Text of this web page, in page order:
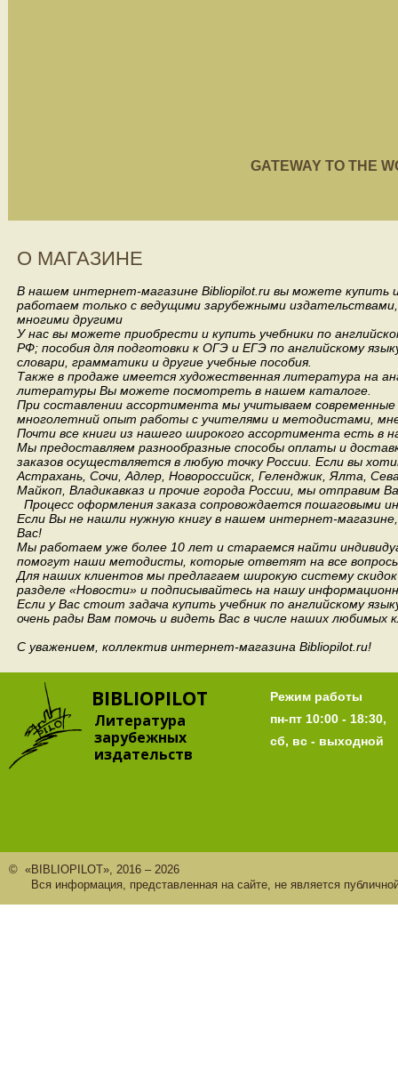
GATEWAY TO THE
О МАГАЗИНЕ
В нашем интернет-магазине Bibliopilot.ru вы можете купить
работаем только с ведущими зарубежными издательствами,
многими другими
У нас вы можете приобрести и купить учебники по
РФ; пособия для подготовки к ОГЭ и ЕГЭ по английскому
словари, грамматики и другие учебные пособия.
Также в продаже имеется художественная литература на
литературы Вы можете посмотреть в нашем каталоге.
При составлении ассортимента мы учитываем
многолетний опыт работы с учителями и методистами,
Почти все книги из нашего широкого ассортимента есть в
Мы предоставляем разнообразные способы оплаты и
заказов осуществляется в любую точку России. Если вы
Астрахань, Сочи, Адлер, Новороссийск, Геленджик, Ялта,
Майкоп, Владикавказ и прочие города России, мы отправим
Процесс оформления заказа сопровождается пошаговыми
Если Вы не нашли нужную книгу в нашем интернет-
Вас!
Мы работаем уже более 10 лет и стараемся найти
помогут наши методисты, которые ответят на все
Для наших клиентов мы предлагаем широкую систему
разделе «Новости» и подписывайтесь на нашу
Если у Вас стоит задача купить учебник по английскому
очень рады Вам помочь и видеть Вас в числе наших любимых
С уважением, коллектив интернет-магазина Bibliopilot.ru!
BIBLIOPILOT
Литература
зарубежных
издательств
Режим работы
пн-пт 10:00 - 18:30,
сб, вс - выходной
© «BIBLIOPILOT», 2016 – 2026
Вся информация, представленная на сайте, не является